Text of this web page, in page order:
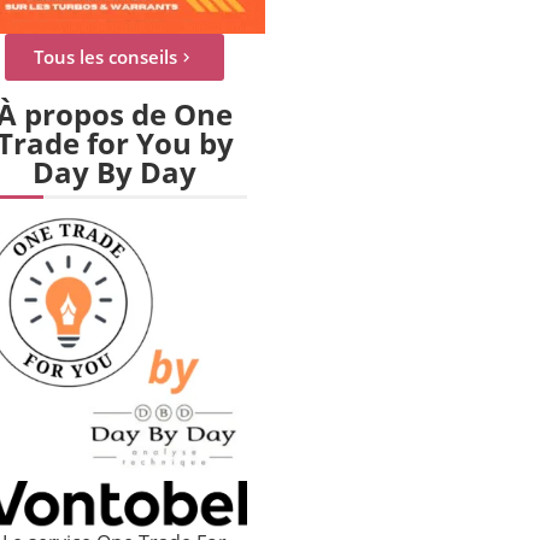
Tous les conseils
propos de One
for You by
Day By Day